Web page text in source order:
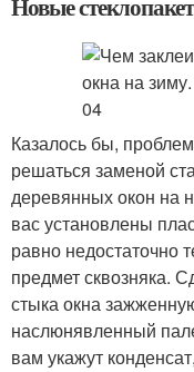
Новые
Казалось бы,
решаться заменой
деревянных окон на
вас установлены
равно недостаточно
предмет сквозняка.
стыка окна
наслюнявленный
вам укажут